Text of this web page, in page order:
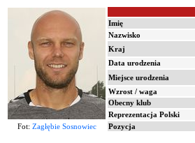
Imię
Nazwisko
Kraj
Data urodzenia
Miejsce urodzenia
Wzrost / waga
Obecny klub
Reprezentacja Polski
Fot: Zagłębie Sosnowiec Pozycja